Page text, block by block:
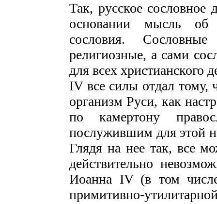
Так, русское
основании мысль об
сословия.
религиозные, а сами
для всех
IV все силы отдал тому,
организм Руси, как
по камертону
послужившим для этой
Глядя на нее так, все
действительно
Иоанна IV (в том
примитивно-